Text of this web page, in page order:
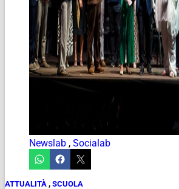
Newslab , Socialab
ATTUALITÀ , SCUOLA